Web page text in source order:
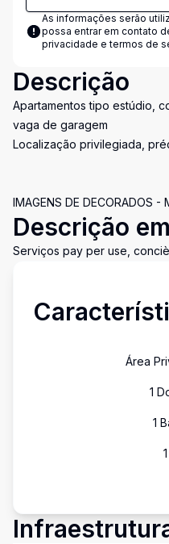
As informações serão
possa entrar em contato
privacidade e termos de
Descrição
Apartamentos tipo estúdio,
vaga de garagem
Localização privilegiada,
IMAGENS DE DECORADOS -
Descrição
Serviços pay per use,
Área
1
1
1